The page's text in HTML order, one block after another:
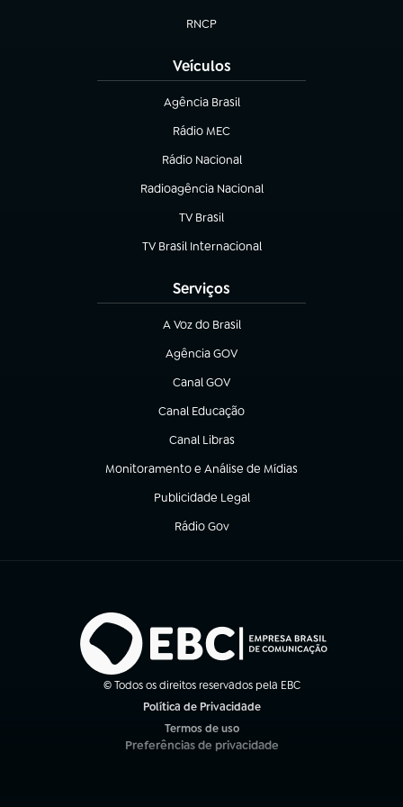
RNCP
(abre em nova aba)
Veículos
Agência Brasil
(abre em nova aba)
Rádio MEC
(abre em nova aba)
Rádio Nacional
Radioagência Nacional
(abre em nova aba)
TV Brasil
(abre em nova aba)
TV Brasil Internacional
(abre em nova aba)
Serviços
A Voz do Brasil
(abre em nova aba)
Agência GOV
(abre em nova aba)
Canal GOV
(abre em nova aba)
Canal Educação
(abre em nova aba)
Canal Libras
(abre em nova aba)
Monitoramento e Análise de Mídias
(abre em nova aba)
Publicidade Legal
(abre em nova aba)
Rádio Gov
(abre em nova aba)
© Todos os direitos reservados pela EBC
Política de Privacidade
Termos de uso
(abre em nova aba)
Preferências de privacidade